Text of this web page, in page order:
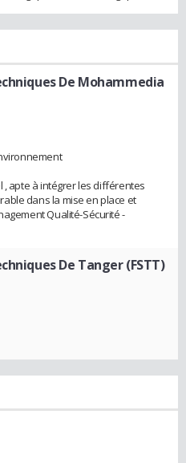
De Mohammedia
apte à intégrer les différentes
dans la mise en place et
Qualité-Sécurité -
De Tanger (FSTT)